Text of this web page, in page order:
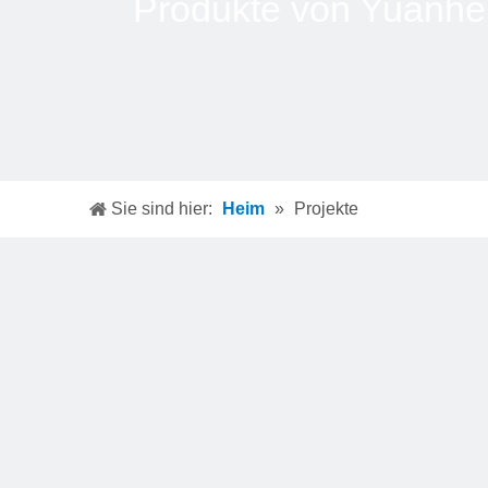
Sie sind hier: Heim » Projekte